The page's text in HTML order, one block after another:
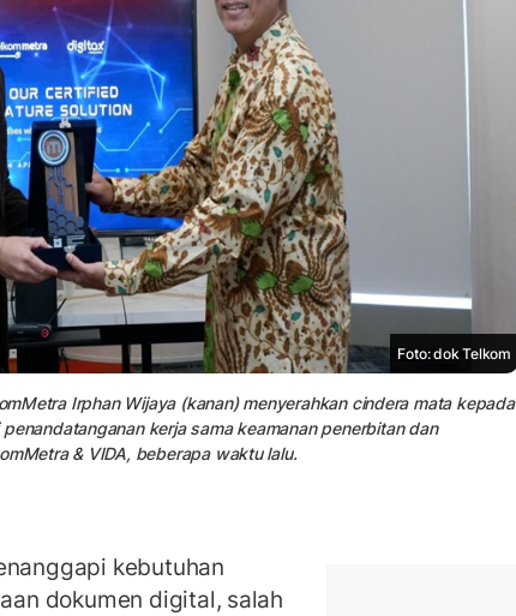
Foto: dok Telkom
Irphan Wijaya (kanan) menyerahkan cindera mata kepada
kerja sama keamanan penerbitan dan
& VIDA, beberapa waktu lalu.
kebutuhan
dokumen digital, salah